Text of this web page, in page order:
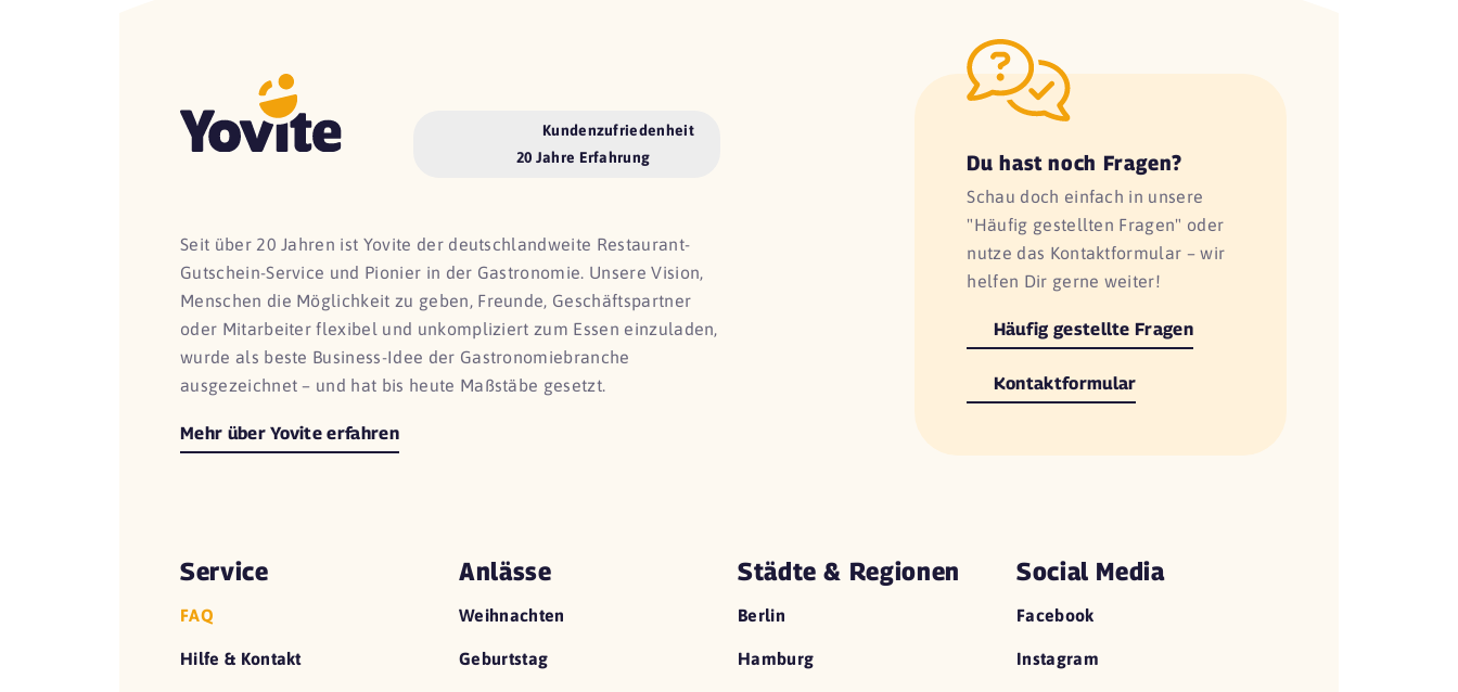
Kundenzufriedenheit
20 Jahre Erfahrung
Seit über 20 Jahren ist Yovite der deutschlandweite Restaurant-
Gutschein-Service und Pionier in der Gastronomie. Unsere Vision,
Menschen die Möglichkeit zu geben, Freunde, Geschäftspartner
oder Mitarbeiter flexibel und unkompliziert zum Essen einzuladen,
wurde als beste Business-Idee der Gastronomiebranche
ausgezeichnet – und hat bis heute Maßstäbe gesetzt.
Mehr über Yovite erfahren
Du hast noch Fragen?
Schau doch einfach in unsere
"Häufig gestellten Fragen" oder
nutze das Kontaktformular – wir
helfen Dir gerne weiter!
Häufig gestellte Fragen
Kontaktformular
Service
FAQ
Hilfe & Kontakt
Anlässe
Weihnachten
Geburtstag
Städte & Regionen
Berlin
Hamburg
Social Media
Facebook
Instagram